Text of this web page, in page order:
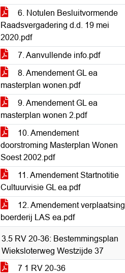
6. Notulen Besluitvormende
Raadsvergadering d.d. 19 mei
2020.pdf
7. Aanvullende info.pdf
8. Amendement GL ea
masterplan wonen.pdf
9. Amendement GL ea
masterplan wonen 2.pdf
10. Amendement
doorstroming Masterplan Wonen
Soest 2002.pdf
11. Amendement Startnotitie
Cultuurvisie GL ea.pdf
12. Amendement verplaatsing
boerderij LAS ea.pdf
3.5 RV 20-36: Bestemmingsplan
Wieksloterweg Westzijde 37
7 1 RV 20-36